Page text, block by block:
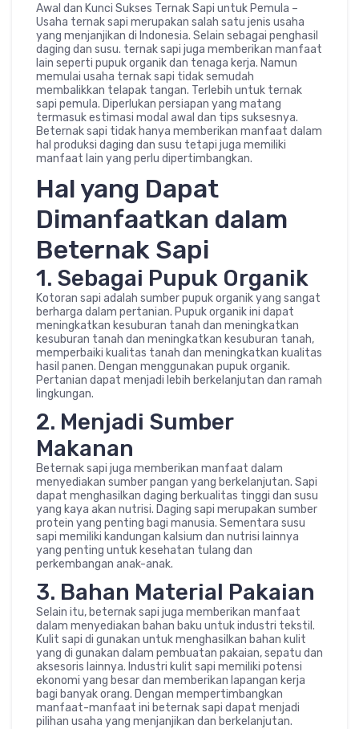
Awal dan Kunci Sukses Ternak Sapi untuk Pemula –
Usaha ternak sapi merupakan salah satu jenis usaha
yang menjanjikan di Indonesia. Selain sebagai penghasil
daging dan susu. ternak sapi juga memberikan manfaat
lain seperti pupuk organik dan tenaga kerja. Namun
memulai usaha ternak sapi tidak semudah
membalikkan telapak tangan. Terlebih untuk ternak
sapi pemula. Diperlukan persiapan yang matang
termasuk estimasi modal awal dan tips suksesnya.
Beternak sapi tidak hanya memberikan manfaat dalam
hal produksi daging dan susu tetapi juga memiliki
manfaat lain yang perlu dipertimbangkan.
Hal yang Dapat
Dimanfaatkan dalam
Beternak Sapi
1. Sebagai Pupuk Organik
Kotoran sapi adalah sumber pupuk organik yang sangat
berharga dalam pertanian. Pupuk organik ini dapat
meningkatkan kesuburan tanah dan meningkatkan
kesuburan tanah dan meningkatkan kesuburan tanah,
memperbaiki kualitas tanah dan meningkatkan kualitas
hasil panen. Dengan menggunakan pupuk organik.
Pertanian dapat menjadi lebih berkelanjutan dan ramah
lingkungan.
2. Menjadi Sumber
Makanan
Beternak sapi juga memberikan manfaat dalam
menyediakan sumber pangan yang berkelanjutan. Sapi
dapat menghasilkan daging berkualitas tinggi dan susu
yang kaya akan nutrisi. Daging sapi merupakan sumber
protein yang penting bagi manusia. Sementara susu
sapi memiliki kandungan kalsium dan nutrisi lainnya
yang penting untuk kesehatan tulang dan
perkembangan anak-anak.
3. Bahan Material Pakaian
Selain itu, beternak sapi juga memberikan manfaat
dalam menyediakan bahan baku untuk industri tekstil.
Kulit sapi di gunakan untuk menghasilkan bahan kulit
yang di gunakan dalam pembuatan pakaian, sepatu dan
aksesoris lainnya. Industri kulit sapi memiliki potensi
ekonomi yang besar dan memberikan lapangan kerja
bagi banyak orang. Dengan mempertimbangkan
manfaat-manfaat ini beternak sapi dapat menjadi
pilihan usaha yang menjanjikan dan berkelanjutan.